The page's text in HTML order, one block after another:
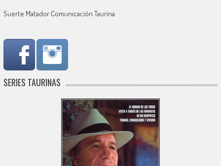
Suerte Matador Comunicación Taurina
SERIES TAURINAS